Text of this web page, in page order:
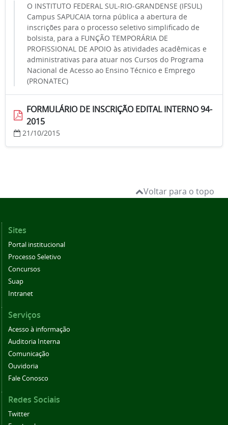
O INSTITUTO FEDERAL SUL-RIO-GRANDENSE (IFSUL)
Campus SAPUCAIA torna pública a abertura de
inscrições para o processo seletivo simplificado de
bolsista, para a FUNÇÃO TEMPORÁRIA DE
PROFISSIONAL DE APOIO às atividades acadêmicas e
administrativas para atuar nos Cursos do Programa
Nacional de Acesso ao Ensino Técnico e Emprego
(PRONATEC)
FORMULÁRIO DE INSCRIÇÃO EDITAL INTERNO 94-
2015
21/10/2015
Voltar para o topo
Sites
Portal institucional
Processo Seletivo
Concursos
Suap
Intranet
Serviços
Acesso à informação
Auditoria Interna
Comunicação
Ouvidoria
Fale Conosco
Redes Sociais
Twitter